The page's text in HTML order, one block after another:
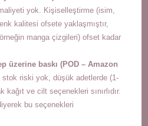
yok. Kişiselleştirme (isim,
kalitesi ofsete yaklaşmıştır,
manga çizgileri) ofset kadar
üzerine baskı (POD – Amazon
stok riski yok, düşük adetlerde (1-
kağıt ve cilt seçenekleri sınırlıdır.
bu seçenekleri